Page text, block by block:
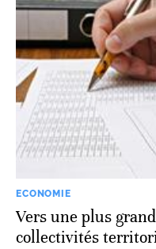
ECONOMIE
Vers une plus
collectivités